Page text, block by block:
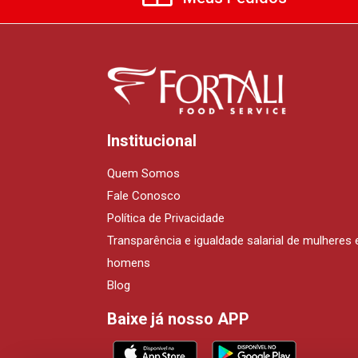
Institucional
Quem Somos
Fale Conosco
Política de Privacidade
Transparência e igualdade salarial de mulheres
homens
Blog
Baixe já nosso APP